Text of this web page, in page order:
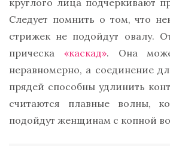
круглого лица подчеркивают
Следует помнить о том, что
стрижек не подойдут овалу.
прическа «каскад». Она
неравномерно, а соединение
прядей способны удлинить
считаются плавные волны,
подойдут женщинам с копной